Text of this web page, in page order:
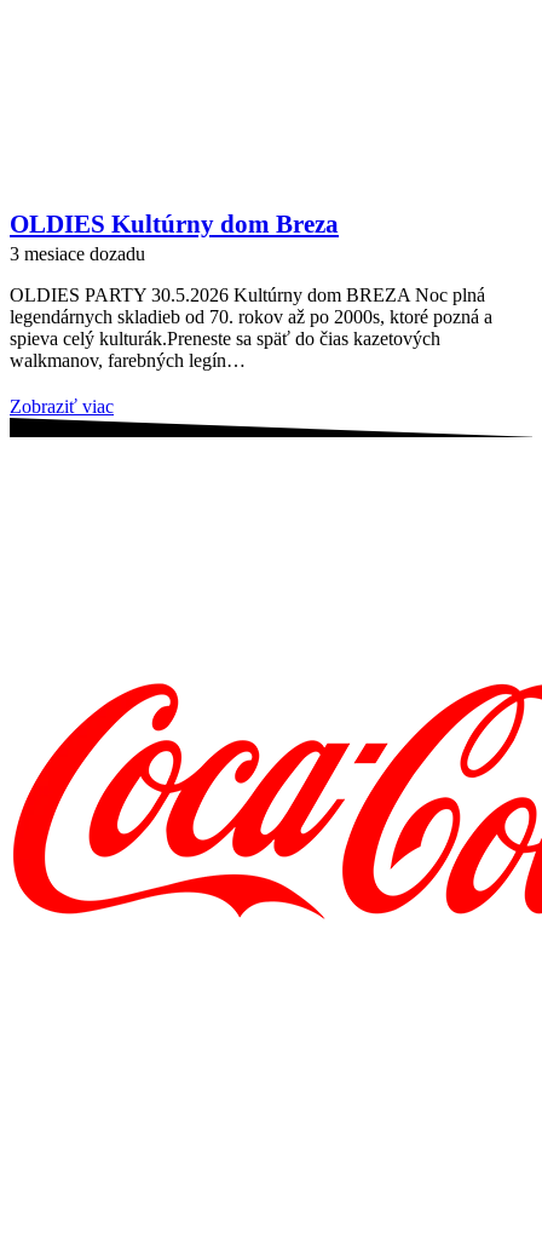
OLDIES Kultúrny dom Breza
3 mesiace dozadu
OLDIES PARTY 30.5.2026 Kultúrny dom BREZA Noc plná
legendárnych skladieb od 70. rokov až po 2000s, ktoré pozná a
spieva celý kulturák.Preneste sa späť do čias kazetových
walkmanov, farebných legín…
Zobraziť viac